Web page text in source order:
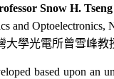
Snow H. Tseng
and Optoelectronics,
大學光電所曾雪峰教
based upon an